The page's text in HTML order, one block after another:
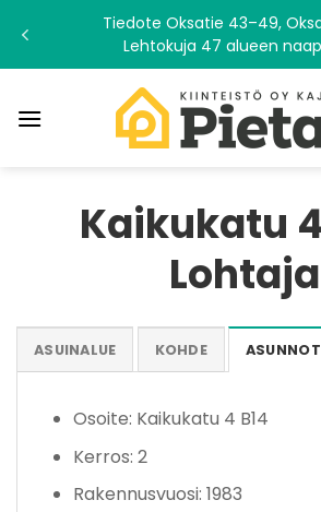
content
Tiedote Oksatie 43–49,
Lehtokuja 47 alueen
Kaikukatu 4
Lohtaja
ASUINALUE KOHDE ASUNNOT
Osoite: Kaikukatu 4 B14
Kerros: 2
Rakennusvuosi: 1983